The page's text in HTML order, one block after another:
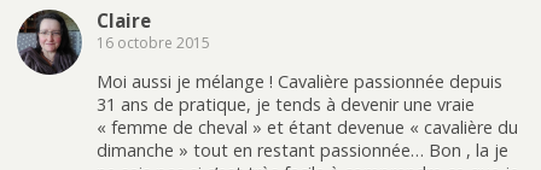
Claire
16 octobre 2015
Moi aussi je mélange ! Cavalière passionnée depuis
31 ans de pratique, je tends à devenir une vraie
« femme de cheval » et étant devenue « cavalière du
dimanche » tout en restant passionnée… Bon , la je